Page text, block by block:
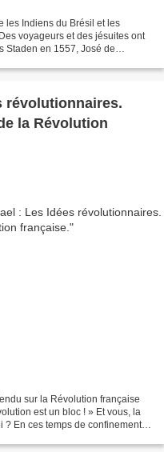
les Indiens du Brésil et les
voyageurs et des jésuites ont
Staden en 1557, José de
révolutionnaires.
la Révolution
sur la Révolution française
est un bloc ! » Et vous, la
? En ces temps de confinement